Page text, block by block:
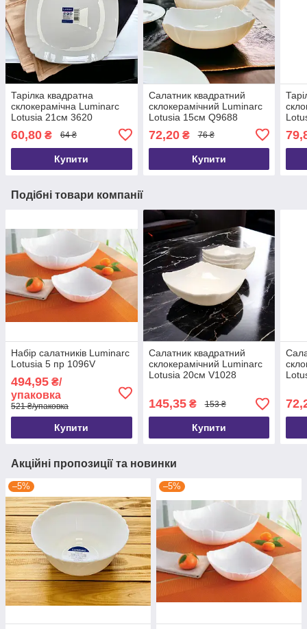
Тарілка квадратна
склокерамічна Luminarc
Lotusia 21см 3620
60,80 ₴ 64 ₴
Купити
Салатник квадратний
склокерамічний Luminarc
Lotusia 15см Q9688
72,20₴ 76 ₴
Купити
Подібні товари компанії
Набір салатників Luminarc
Lotusia 5 пр 1096V
494,95 ₴/
упаковка
521 ₴/упаковка
Купити
Салатник квадратний
склокерамічний Luminarc
Lotusia 20см V1028
145,35₴ 153 ₴
Купити
Акційні пропозиції та новинки
–5% –5%